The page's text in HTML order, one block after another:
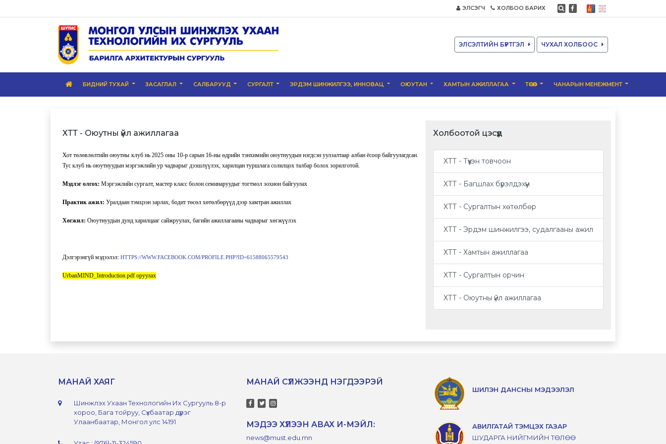
ЭЛСЭГЧ ХОЛБОО БАРИХ
ЭЛСЭЛТИЙН БҮРТГЭЛ ЧУХАЛ ХОЛБООС
БИДНИЙ ТУХАЙ ЗАСАГЛАЛ САЛБАРУУД СУРГАЛТ ЭРДЭМ ШИНЖИЛГЭЭ, ИННОВАЦ ОЮУТАН ХАМТЫН АЖИЛЛАГАА ТӨСӨЛ ЧАНАРЫН МЕНЕЖМЕНТ
ХТТ - Оюутны үйл ажиллагаа
Хот төлөвлөлтийн оюутны клуб нь 2025 оны 10-р сарын 16-ны өдрийн тэнхимийн оюутнуудын нэгдсэн уулзалтаар албан ёсоор байгуулагдсан.
Тус клуб нь оюутнуудын мэргэжлийн ур чадварыг дээшлүүлэх, харилцан туршлага солилцох талбар болох зорилготой.
Мэдлэг олгох: Мэргэжлийн сургалт, мастер класс болон семинаруудыг тогтмол зохион байгуулах
Практик ажил: Уралдаан тэмцээн зарлах, бодит төсөл хөтөлбөрүүд дээр хамтран ажиллах
Хөгжил: Оюутнуудын дунд харилцааг сайжруулах, багийн ажиллагааны чадварыг хөгжүүлэх
Дэлгэрэнгүй мэдээлэл: HTTPS://WWW.FACEBOOK.COM/PROFILE.PHP?ID=61588065579543
UrbanMIND_Introduction.pdf оруулах
Холбоотой цэсүүд
ХТТ - Түүхэн товчоон
ХТТ - Багшлах бүрэлдэхүүн
ХТТ - Сургалтын хөтөлбөр
ХТТ - Эрдэм шинжилгээ, судалгааны ажил
ХТТ - Хамтын ажиллагаа
ХТТ - Сургалтын орчин
ХТТ - Оюутны үйл ажиллагаа
МАНАЙ ХАЯГ
Шинжлэх Ухаан Технологийн Их Сургууль 8-р
хороо, Бага тойруу, Сүхбаатар дүүрэг
Улаанбаатар, Монгол улс 14191
МАНАЙ СҮЛЖЭЭНД НЭГДЭЭРЭЙ
МЭДЭЭ ХҮЛЭЭН АВАХ И-МЭЙЛ:
news@must.edu.mn
ШИЛЭН ДАНСНЫ МЭДЭЭЛЭЛ
АВИЛГАТАЙ ТЭМЦЭХ ГАЗАР
ШУДАРГА НИЙГМИЙН ТӨЛӨӨ